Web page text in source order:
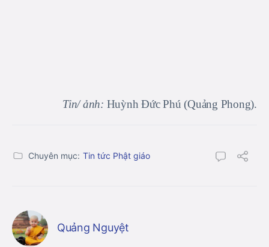
Tin/ ảnh: Huỳnh Đức Phú (Quảng Phong).
Chuyên mục: Tin tức Phật giáo
Quảng Nguyệt